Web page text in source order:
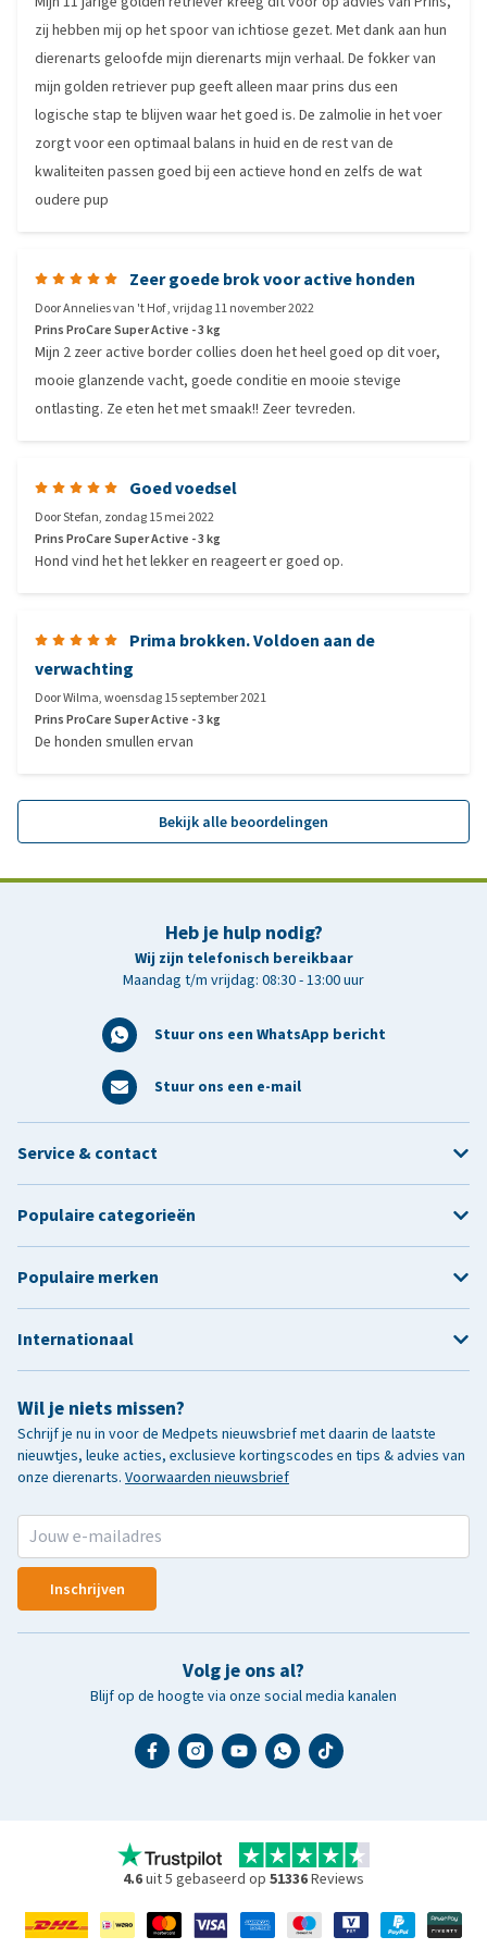
zij hebben mij op het spoor van ichtiose gezet. Met dank aan hun
dierenarts geloofde mijn dierenarts mijn verhaal. De fokker van
mijn golden retriever pup geeft alleen maar prins dus een
logische stap te blijven waar het goed is. De zalmolie in het voer
zorgt voor een optimaal balans in huid en de rest van de
kwaliteiten passen goed bij een actieve hond en zelfs de wat
oudere pup
Zeer goede brok voor active honden
DoorAnnelies van 't Hof,vrijdag 11 november 2022
Prins ProCare Super Active - 3 kg
Mijn 2 zeer active border collies doen het heel goed op dit voer,
mooie glanzende vacht, goede conditie en mooie stevige
ontlasting. Ze eten het met smaak!! Zeer tevreden.
Goed voedsel
DoorStefan, zondag 15 mei 2022
Prins ProCare Super Active - 3 kg
Hond vind het het lekker en reageert er goed op.
Prima brokken. Voldoen aan de
verwachting
DoorWilma,woensdag 15 september 2021
Prins ProCare Super Active - 3 kg
De honden smullen ervan
Bekijk alle beoordelingen
Heb je hulp nodig?
Wij zijn telefonisch bereikbaar
Maandag t/m vrijdag: 08:30 - 13:00 uur
Stuur ons een WhatsApp bericht
Stuur ons een e-mail
Wil je niets missen?
Schrijf je nu in voor de Medpets nieuwsbrief met daarin de laatste
nieuwtjes, leuke acties, exclusieve kortingscodes en tips & advies van
onze dierenarts. Voorwaarden nieuwsbrief
Inschrijven
Volg je ons al?
Blijf op de hoogte via onze social media kanalen
Service & contact
Populaire categorieën
Populaire merken
Internationaal
4.6uit 5 gebaseerd op 51336Reviews